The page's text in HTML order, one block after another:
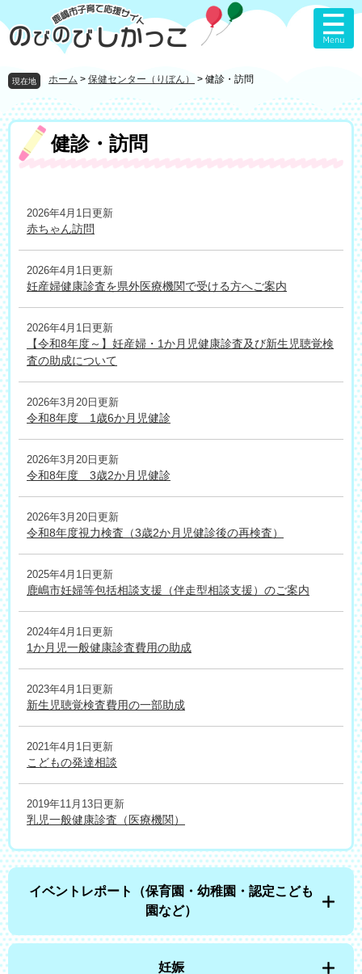
ー
ジ
先
頭
す
。
ニ
ュ
を
飛
し
て
本
文
へ
現在地 ホーム > 保健センター（りぼん） > 健診・訪問
本
文
健診・訪問
2026年4月1日更新
赤ちゃん訪問
2026年4月1日更新
妊産婦健康診査を県外医療機関で受ける方へご案内
2026年4月1日更新
【令和8年度～】妊産婦・1か月児健康診査及び新生児聴覚検
査の助成について
2026年3月20日更新
令和8年度 1歳6か月児健診
2026年3月20日更新
令和8年度 3歳2か月児健診
2026年3月20日更新
令和8年度視力検査（3歳2か月児健診後の再検査）
2025年4月1日更新
鹿嶋市妊婦等包括相談支援（伴走型相談支援）のご案内
2024年4月1日更新
1か月児一般健康診査費用の助成
2023年4月1日更新
新生児聴覚検査費用の一部助成
2021年4月1日更新
こどもの発達相談
2019年11月13日更新
乳児一般健康診査（医療機関）
イベントレポート（保育園・幼稚園・認定こども
園など）
妊娠